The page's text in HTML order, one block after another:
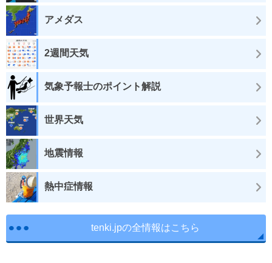
アメダス
2週間天気
気象予報士のポイント解説
世界天気
地震情報
熱中症情報
tenki.jpの全情報はこちら